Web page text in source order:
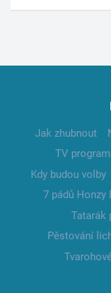
Jak zhubnout
TV program
Kdy budou volby
7 pádů Honzy
Tatarák
Pěstování